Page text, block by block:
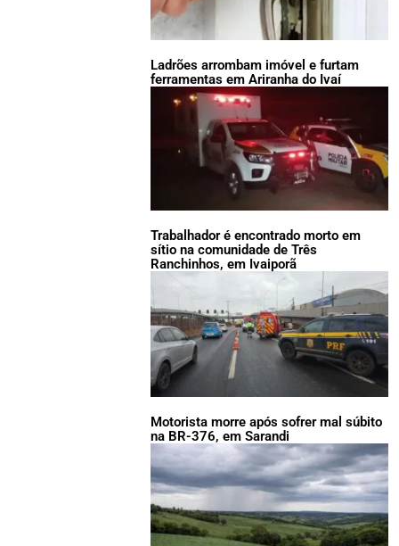
Ladrões arrombam imóvel e furtam
ferramentas em Ariranha do Ivaí
Trabalhador é encontrado morto em
sítio na comunidade de Três
Ranchinhos, em Ivaiporã
Motorista morre após sofrer mal súbito
na BR-376, em Sarandi